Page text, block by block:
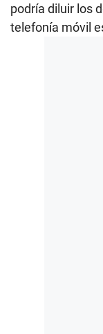
podría diluir los
telefonía móvil